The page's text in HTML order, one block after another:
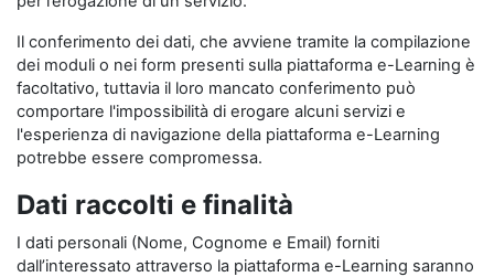
Il conferimento dei dati, che avviene tramite la compilazione
dei moduli o nei form presenti sulla piattaforma e-Learning è
facoltativo, tuttavia il loro mancato conferimento può
comportare l'impossibilità di erogare alcuni servizi e
l'esperienza di navigazione della piattaforma e-Learning
potrebbe essere compromessa.
Dati raccolti e finalità
I dati personali (Nome, Cognome e Email) forniti
dall’interessato attraverso la piattaforma e-Learning saranno